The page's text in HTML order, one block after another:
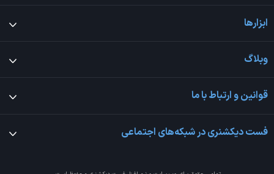
ابزارها
وبلاگ
قوانین و ارتباط با ما
فست دیکشنری در شبکه‌های اجتماعی